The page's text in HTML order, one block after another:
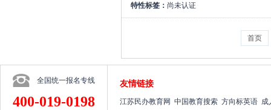
特性标签： 尚未认证
首页
全国统一报名专线
400-019-0198
友情链接
江苏民办教育网 中国教育搜索 方向标英语 成